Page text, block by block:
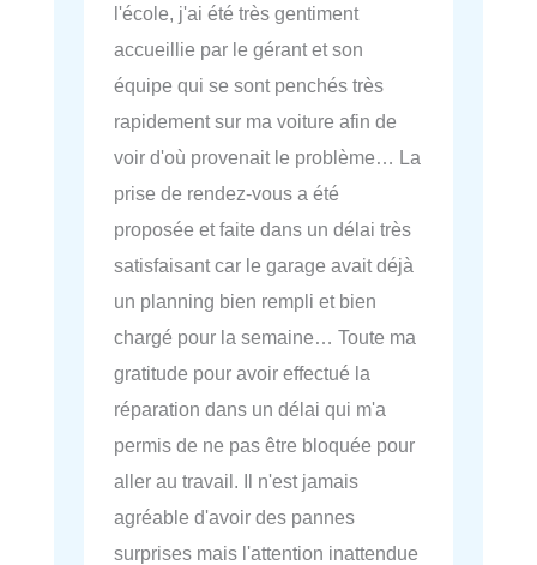
l'école, j'ai été très gentiment
accueillie par le gérant et son
équipe qui se sont penchés très
rapidement sur ma voiture afin de
voir d'où provenait le problème… La
prise de rendez-vous a été
proposée et faite dans un délai très
satisfaisant car le garage avait déjà
un planning bien rempli et bien
chargé pour la semaine… Toute ma
gratitude pour avoir effectué la
réparation dans un délai qui m'a
permis de ne pas être bloquée pour
aller au travail. Il n'est jamais
agréable d'avoir des pannes
surprises mais l'attention inattendue